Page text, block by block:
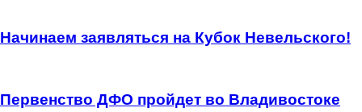
Начинаем заявляться на Кубок Невельского!
Первенство ДФО пройдет во Владивостоке